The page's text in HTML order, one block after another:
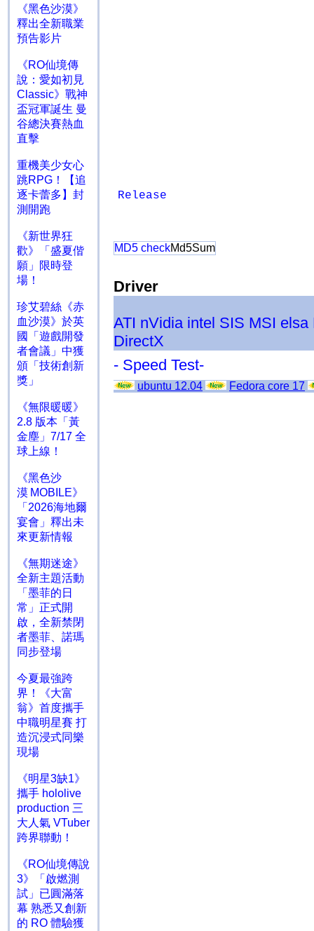
《黑色沙漠》
釋出全新職業
預告影片
《RO仙境傳
說：愛如初見
Classic》戰神
盃冠軍誕生 曼
谷總決賽熱血
直擊
重機美少女心
跳RPG！【追
逐卡蕾多】封
測開跑
《新世界狂
歡》「盛夏偕
願」限時登
場！
珍艾碧絲《赤
血沙漠》於英
國「遊戲開發
者會議」中獲
頒「技術創新
獎」
《無限暖暖》
2.8 版本「黃
金塵」7/17 全
球上線！
《黑色沙
漠 MOBILE》
「2026海地爾
宴會」釋出未
來更新情報
《無期迷途》
全新主題活動
「墨菲的日
常」正式開
啟，全新禁閉
者墨菲、諾瑪
同步登場
今夏最強跨
界！《大富
翁》首度攜手
中職明星賽 打
造沉浸式同樂
現場
《明星3缺1》
攜手 hololive
production 三
大人氣 VTuber
跨界聯動！
《RO仙境傳說
3》「啟燃測
試」已圓滿落
幕 熟悉又創新
的 RO 體驗獲
Release
MD5 checkMd5Sum
Driver
ATI nVidia intel SIS MSI elsa
DirectX
- Speed Test-
ubuntu 12.04 Fedora core 17